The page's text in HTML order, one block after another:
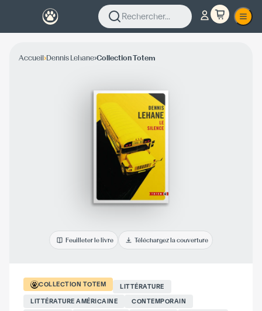
Rechercher...
Accueil›Dennis Lehane›Collection Totem
Feuilleter le livre Téléchargez la couverture
COLLECTION TOTEM
LITTÉRATURE
LITTÉRATURE AMÉRICAINE
CONTEMPORAIN